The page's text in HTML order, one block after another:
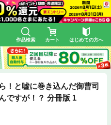
作品検索 カート はじめての方へ
！と嘘に巻き込んだ御曹司
ですが！？ 分冊版 1